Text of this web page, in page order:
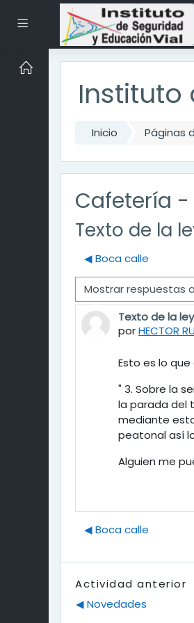
Pánel lateral
Saltar al contenido principal
Instituto
Inicio Páginas
Cafetería -
Texto de la
◀︎ Boca calle
Modo de visualización
Texto de la
porHECTOR
Número de
Esto es lo que
" 3. Sobre la
la parada del
mediante
peatonal así
Alguien me
◀︎ Boca calle
Actividad anterior
◀︎ Novedades